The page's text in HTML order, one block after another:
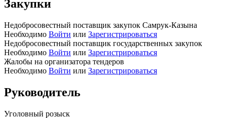
Закупки
Недобросовестный поставщик закупок Самрук-Казына
Необходимо Войти или Зарегистрироваться
Недобросовестный поставщик государственных закупок
Необходимо Войти или Зарегистрироваться
Жалобы на организатора тендеров
Необходимо Войти или Зарегистрироваться
Руководитель
Уголовный розыск